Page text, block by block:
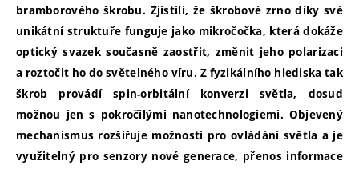
bramborového škrobu. Zjistili, že škrobové zrno díky své
unikátní struktuře funguje jako mikročočka, která dokáže
optický svazek současně zaostřit, změnit jeho polarizaci
a roztočit ho do světelného víru. Z fyzikálního hlediska tak
škrob provádí spin-orbitální konverzi světla, dosud
možnou jen s pokročilými nanotechnologiemi. Objevený
mechanismus rozšiřuje možnosti pro ovládání světla a je
využitelný pro senzory nové generace, přenos informace